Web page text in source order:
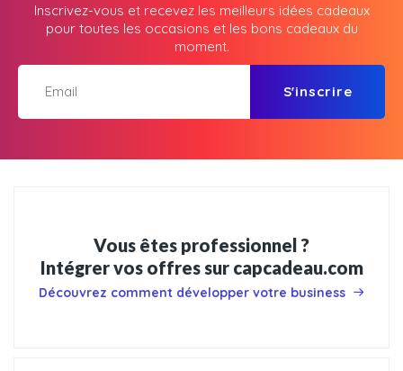
Inscrivez-vous et recevez les meilleurs idées cadeaux
pour toutes les occasions et les bons cadeaux du
moment.
S'inscrire
Vous êtes professionnel ?
Intégrer vos offres sur capcadeau.com
Découvrez comment développer votre business